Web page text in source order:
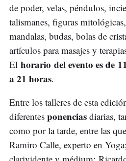
de poder, velas, péndulos,
talismanes, figuras
mandalas, budas, bolas de
artículos para masajes y
El horario del evento es de
a 21 horas.
Entre los talleres de esta
diferentes ponencias diarias,
como por la tarde, entre las
Ramiro Calle, experto en